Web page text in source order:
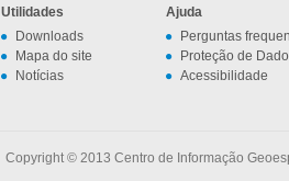
Utilidades
Downloads
Mapa do site
Notícias
Ajuda
Perguntas
Proteção de
Acessibilidade
Copyright © 2013 Centro de Informação